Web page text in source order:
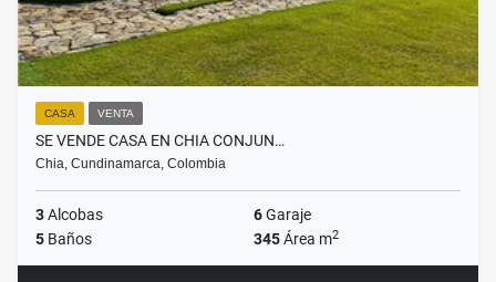
CASA VENTA
SE VENDE CASA EN CHIA CONJUN…
Chia, Cundinamarca, Colombia
3Alcobas 6Garaje
5 Baños 345Área m2